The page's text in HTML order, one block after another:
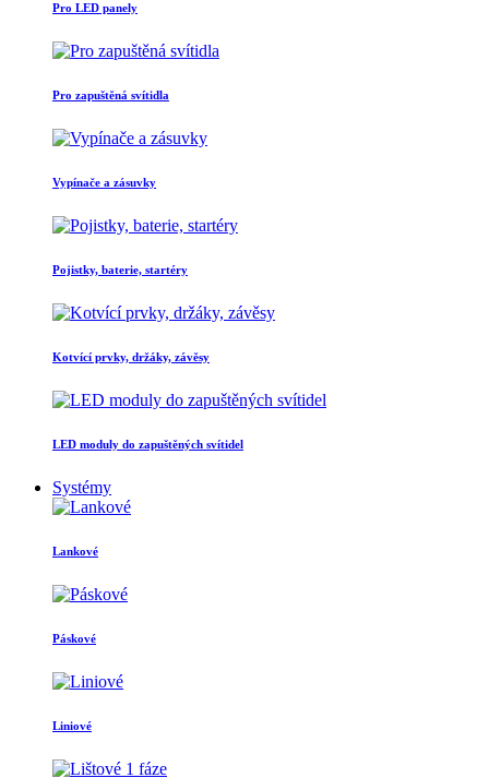
Pro LED panely
Pro zapuštěná svítidla
Vypínače a zásuvky
Pojistky, baterie, startéry
Kotvící prvky, držáky, závěsy
LED moduly do zapuštěných svítidel
Systémy
Lankové
Páskové
Liniové